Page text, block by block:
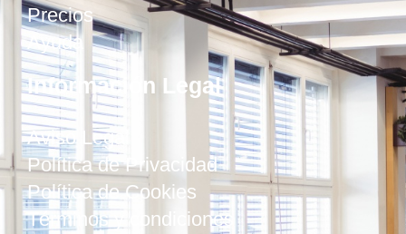
Precios
Ayuda
Información Legal
Aviso Legal
Política de Privacidad
Política de Cookies
Términos y condiciones